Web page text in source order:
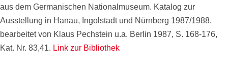
aus dem Germanischen Nationalmuseum. Katalog zur
Ausstellung in Hanau, Ingolstadt und Nürnberg 1987/1988,
bearbeitet von Klaus Pechstein u.a. Berlin 1987, S. 168-176,
Kat. Nr. 83,41. Link zur Bibliothek